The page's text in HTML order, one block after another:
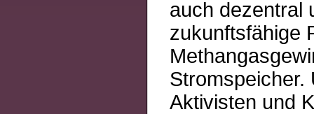
auch dezentral
zukunftsfähige
Stromspeicher.
Aktivisten und